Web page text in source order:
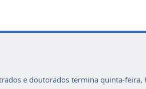
e doutorados termina quinta-feira,